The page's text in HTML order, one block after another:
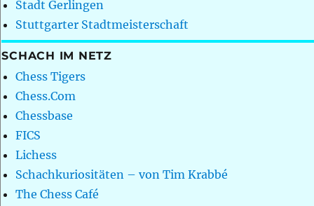
Stadt Gerlingen
Stuttgarter Stadtmeisterschaft
SCHACH IM NETZ
Chess Tigers
Chess.Com
Chessbase
FICS
Lichess
Schachkuriositäten – von Tim Krabbé
The Chess Café